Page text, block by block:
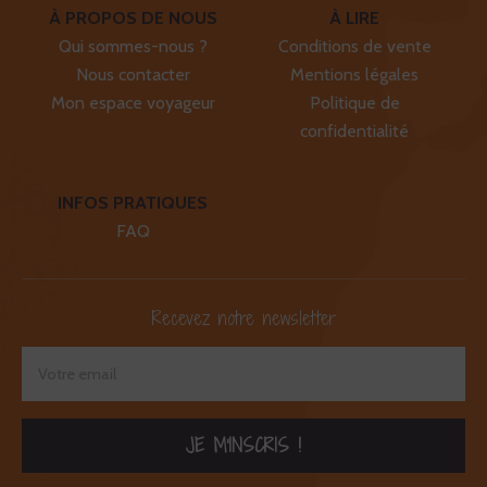
À PROPOS DE NOUS
Qui sommes-nous ?
Nous contacter
Mon espace voyageur
À LIRE
Conditions de vente
Mentions légales
Politique de
confidentialité
INFOS PRATIQUES
FAQ
Recevez notre newsletter
JE M'INSCRIS !